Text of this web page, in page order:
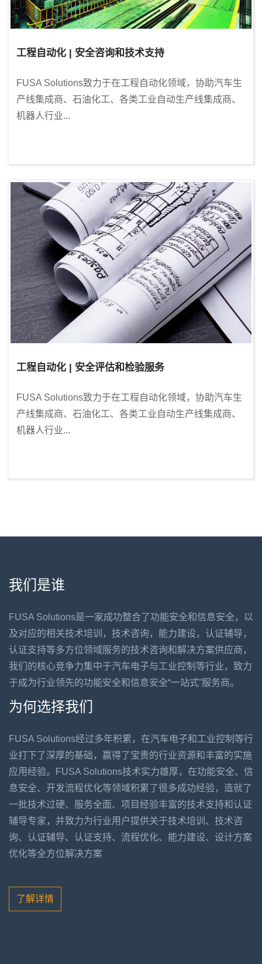
工程自动化 | 安全咨询和技术支持
FUSA Solutions致力于在工程自动化领域，协助汽车生
产线集成商、石油化工、各类工业自动生产线集成商、
机器人行业...
工程自动化 | 安全评估和检验服务
FUSA Solutions致力于在工程自动化领域，协助汽车生
产线集成商、石油化工、各类工业自动生产线集成商、
机器人行业...
我们是谁
FUSA Solutions是一家成功整合了功能安全和信息安全，以
及对应的相关技术培训，技术咨询，能力建设，认证辅导，
认证支持等多方位领域服务的技术咨询和解决方案供应商，
我们的核心竞争力集中于汽车电子与工业控制等行业，致力
于成为行业领先的功能安全和信息安全“一站式”服务商。
为何选择我们
FUSA Solutions经过多年积累，在汽车电子和工业控制等行
业打下了深厚的基础，赢得了宝贵的行业资源和丰富的实施
应用经验。FUSA Solutions技术实力雄厚，在功能安全、信
息安全、开发流程优化等领域积累了很多成功经验，造就了
一批技术过硬、服务全面、项目经验丰富的技术支持和认证
辅导专家，并致力为行业用户提供关于技术培训、技术咨
询、认证辅导、认证支持、流程优化、能力建设、设计方案
优化等全方位解决方案
了解详情